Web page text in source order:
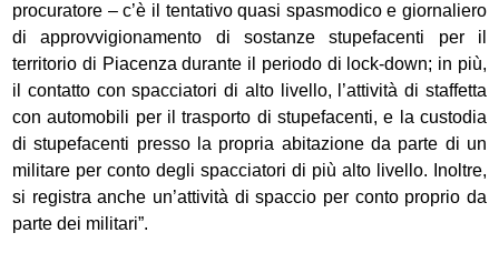
procuratore – c’è il tentativo quasi spasmodico e giornaliero
di approvvigionamento di sostanze stupefacenti per il
territorio di Piacenza durante il periodo di lock-down; in più,
il contatto con spacciatori di alto livello, l’attività di staffetta
con automobili per il trasporto di stupefacenti, e la custodia
di stupefacenti presso la propria abitazione da parte di un
militare per conto degli spacciatori di più alto livello. Inoltre,
si registra anche un’attività di spaccio per conto proprio da
parte dei militari”.